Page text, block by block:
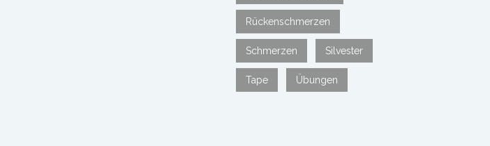
Rückenschmerzen
Schmerzen Silvester
Tape Übungen